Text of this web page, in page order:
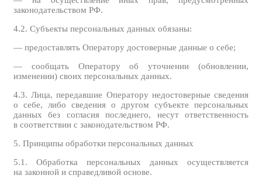
законодательством РФ.
4.2. Субъекты персональных данных обязаны:
— предоставлять Оператору достоверные данные о себе;
— сообщать Оператору об уточнении (обновлении,
изменении) своих персональных данных.
4.3. Лица, передавшие Оператору недостоверные сведения
о себе, либо сведения о другом субъекте персональных
данных без согласия последнего, несут ответственность
в соответствии с законодательством РФ.
5. Принципы обработки персональных данных
5.1. Обработка персональных данных осуществляется
на законной и справедливой основе.